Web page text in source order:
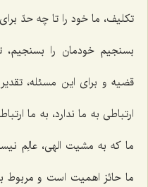
تکلیف، ما خود را تا چه حدّ
بسنجیم خودمان را بسنجیم،
قضیه و برای این مسئله،
ارتباطی به ما ندارد، به ما
ما که به مشیت الهی، عالِم
ما حائز اهمیت است و مربوط